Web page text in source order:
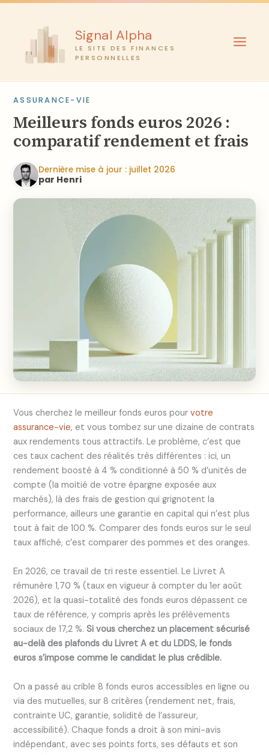
Aller
Signal Alpha
LE SITE DES FINANCES
PERSONNELLES
ASSURANCE-VIE
Meilleurs fonds euros 2026 :
comparatif rendement et frais
Dernière mise à jour : juillet 2026
par Henri
Vous cherchez le meilleur fonds euros pourvotre
assurance-vie, et vous tombez sur une dizaine de contrats
aux rendements tous attractifs. Le problème, c’est que
ces taux cachent des réalités très différentes : ici, un
rendement boosté à 4 % conditionné à 50 % d’unités de
compte (la moitié de votre épargne exposée aux
marchés), là des frais de gestion qui grignotent la
performance, ailleurs une garantie en capital qui n’est plus
tout à fait de 100 %. Comparer des fonds euros sur le seul
taux affiché, c’est comparer des pommes et des oranges.
En 2026, ce travail de tri reste essentiel. Le Livret A
rémunère 1,70 % (taux en vigueur à compter du 1er août
2026), et la quasi-totalité des fonds euros dépassent ce
taux de référence, y compris après les prélèvements
sociaux de 17,2 %. Si vous cherchez un placement sécurisé
au-delà des plafonds du Livret A et du LDDS, le fonds
euros s’impose comme le candidat le plus crédible.
On a passé au crible 8 fonds euros accessibles en ligne ou
via des mutuelles, sur 8 critères (rendement net, frais,
contrainte UC, garantie, solidité de l’assureur,
accessibilité). Chaque fonds a droit à son mini-avis
indépendant, avec ses points forts, ses défauts et son